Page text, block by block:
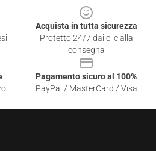
Acquista in tutta sicurezza
Protetto 24/7 dai clic alla
consegna
Pagamento sicuro al 100%
PayPal / MasterCard / Visa